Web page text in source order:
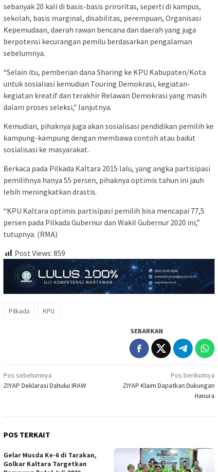
sebanyak 20 kali di basis-basis priroritas, seperti di kampus,
sekolah, basis marginal, disabilitas, perempuan, Organisasi
Kepemudaan, daerah rawan bencana dan daerah yang juga
berpotensi kecurangan pemilu berdasarkan pengalaman
sebelumnya.
“Selain itu, pemberian dana Sharing ke KPU Kabupaten/Kota
untuk sosialiasi kemudian Touring Demokrasi, kegiatan-
kegiatan kreatif dan terakhir Relawan Demokrasi yang masih
dalam proses seleksi,” lanjutnya.
Kemudian, pihaknya juga akan sosialisasi pendidikan pemilih ke
kampung-kampung dengan membawa contoh atau badut
sosialisasi ke masyarakat.
Berkaca pada Pilkada Kaltara 2015 lalu, yang angka partisipasi
pemilihnya hanya 55 persen, pihaknya optimis tahun ini jauh
lebih meningkatkan drastis.
“KPU Kaltara optimis partisipasi pemilih bisa mencapai 77,5
persen pada Pilkada Gubernur dan Wakil Gubernur 2020 ini,”
tutupnya. (RMA)
Post Views: 859
Pilkada KPU
SEBARKAN
Navigasi
pos
Pos sebelumnya
ZIYAP Deklarasi Dahului IRAW
Pos berikutnya
ZIYAP Klaim Dapatkan Dukungan
Hanura
POS TERKAIT
Gelar Musda Ke-6 di Tarakan,
Golkar Kaltara Targetkan